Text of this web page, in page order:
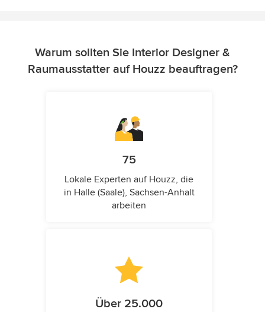
Warum sollten Sie Interior Designer &
Raumausstatter auf Houzz beauftragen?
75
Lokale Experten auf Houzz, die
in Halle (Saale), Sachsen-Anhalt
arbeiten
Über 25.000